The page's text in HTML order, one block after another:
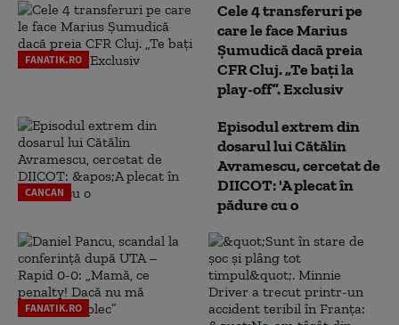
FANATIK.RO
Cele 4 transferuri pe
care le face Marius
Șumudică dacă preia
CFR Cluj. „Te bați la
play-off”. Exclusiv
CANCAN
Episodul extrem din
dosarul lui Cătălin
Avramescu, cercetat de
DIICOT: 'A plecat în
pădure cu o
FANATIK.RO